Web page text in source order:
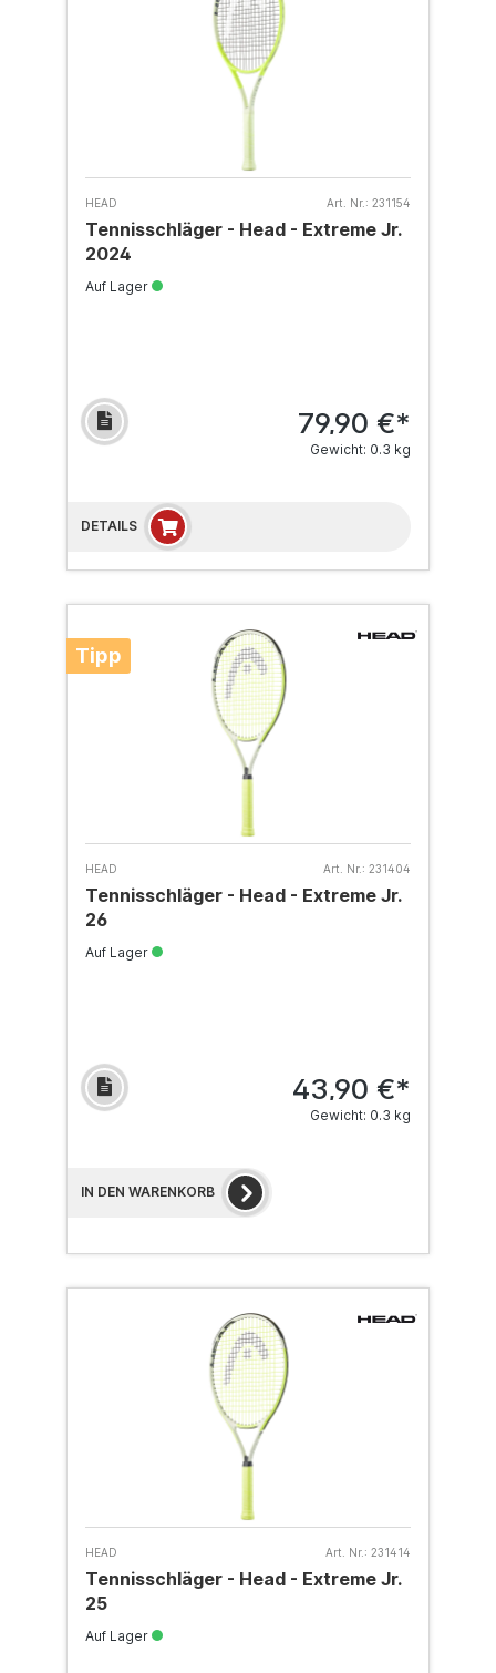
HEAD Art. Nr.: 231154
Tennisschläger - Head - Extreme Jr.
2024
Auf Lager
79,90 €*
Gewicht: 0.3 kg
DETAILS
Tipp
HEAD Art. Nr.: 231404
Tennisschläger - Head - Extreme Jr.
26
Auf Lager
43,90 €*
Gewicht: 0.3 kg
IN DEN WARENKORB
HEAD Art. Nr.: 231414
Tennisschläger - Head - Extreme Jr.
25
Auf Lager